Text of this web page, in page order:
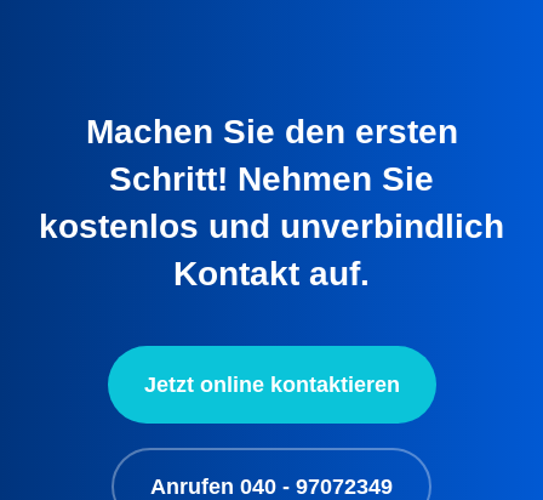
Machen Sie den ersten
Schritt! Nehmen Sie
kostenlos und unverbindlich
Kontakt auf.
Jetzt online kontaktieren
Anrufen 040 - 97072349